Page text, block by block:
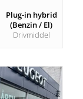
Plug-in hybrid
(Benzin / El)
Drivmiddel